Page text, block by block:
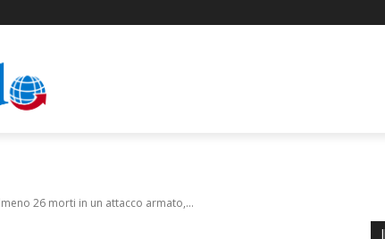
26 morti in un attacco armato,...